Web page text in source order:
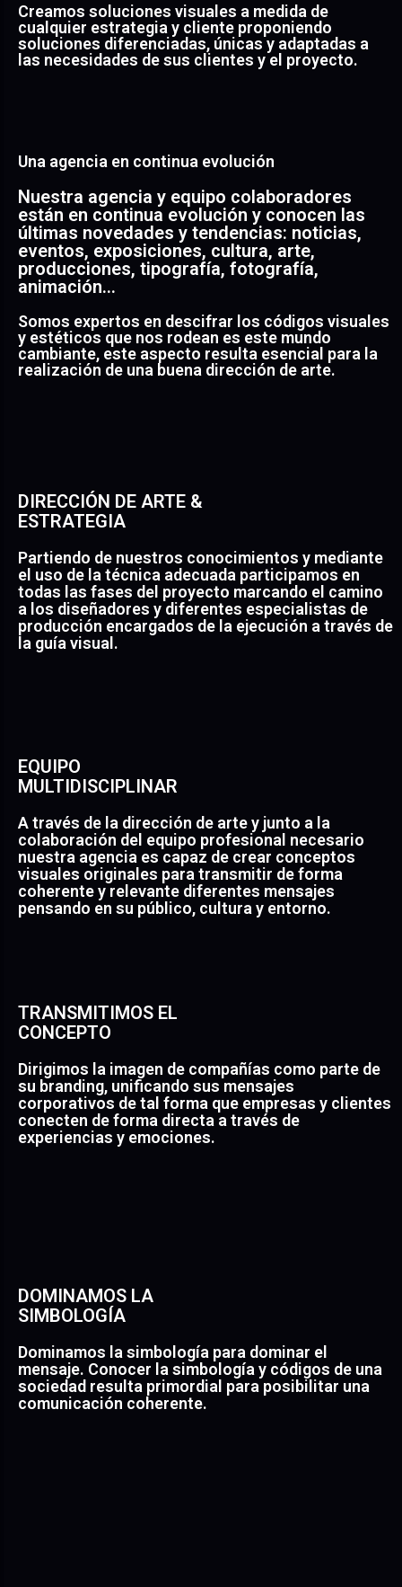
Creamos soluciones visuales a medida de
cualquier estrategia y cliente proponiendo
soluciones diferenciadas, únicas y adaptadas a
las necesidades de sus clientes y el proyecto.
Una agencia en continua evolución
Nuestra agencia y equipo colaboradores
están en continua evolución y conocen las
últimas novedades y tendencias: noticias,
eventos, exposiciones, cultura, arte,
producciones, tipografía, fotografía,
animación…
Somos expertos en descifrar los códigos visuales
y estéticos que nos rodean es este mundo
cambiante, este aspecto resulta esencial para la
realización de una buena dirección de arte.
DIRECCIÓN DE ARTE &
ESTRATEGIA
Partiendo de nuestros conocimientos y mediante
el uso de la técnica adecuada participamos en
todas las fases del proyecto marcando el camino
a los diseñadores y diferentes especialistas de
producción encargados de la ejecución a través de
la guía visual.
• Un buen briefing, una buena gestión de los tiempos y
la participación en todas las partes del proceso son
cualidades que nos identifican. • Comunicamos de
manera efectiva, persuadimos al posible consumidor,
atraemos a través de un mensaje concreto. •
Cautivamos al espectador recreando de forma
fidedigna una época, una situación, un sentimiento…
EQUIPO
MULTIDISCIPLINAR
A través de la dirección de arte y junto a la
colaboración del equipo profesional necesario
nuestra agencia es capaz de crear conceptos
visuales originales para transmitir de forma
coherente y relevante diferentes mensajes
pensando en su público, cultura y entorno.
Poseemos sólidos conocimientos sobre estrategia,
creatividad, diseño, arte, redacción, narración,
tipografía, psicología del color, fotografía, ilustración,
interiorismo, diseño de producto, iluminación,
escenografía, audiovisuales, historia del arte.
TRANSMITIMOS EL
CONCEPTO
Dirigimos la imagen de compañías como parte de
su branding, unificando sus mensajes
corporativos de tal forma que empresas y clientes
conecten de forma directa a través de
experiencias y emociones.
Partiendo de nuestros conocimientos y mediante el
uso de la técnica adecuada participamos en todas las
fases del proyecto marcando el camino a los
encargados de la ejecución a través de la guía visual.
DOMINAMOS LA
SIMBOLOGÍA
Dominamos la simbología para dominar el
mensaje. Conocer la simbología y códigos de una
sociedad resulta primordial para posibilitar una
comunicación coherente.